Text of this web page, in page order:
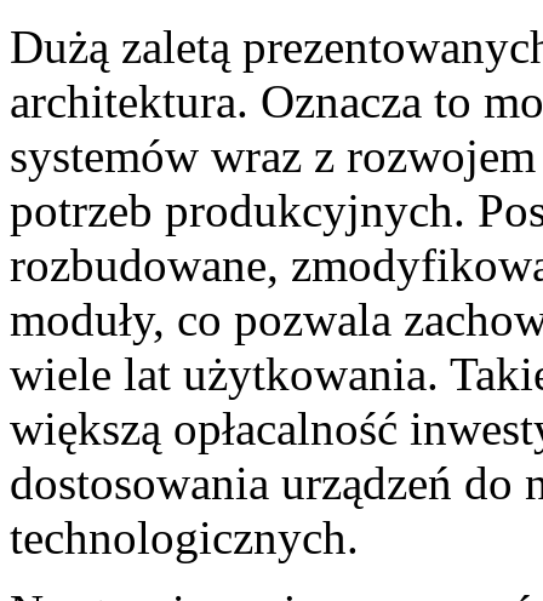
Dużą zaletą
architektura. Oznacza to
systemów wraz z
potrzeb produkcyjnych.
rozbudowane,
moduły, co pozwala
wiele lat użytkowania.
większą opłacalność
dostosowania urządzeń do
technologicznych.